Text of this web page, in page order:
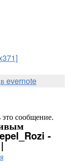
в evernote
сообщение.
-